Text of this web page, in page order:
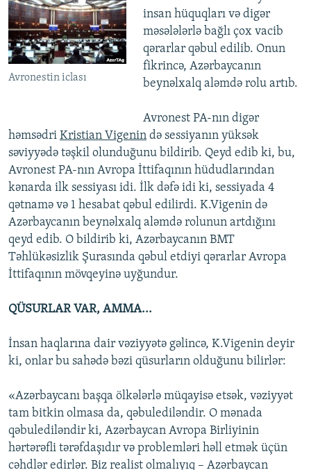
Avronestin iclası
insan hüquqları və digər
məsələlərlə bağlı çox vacib
qərarlar qəbul edilib. Onun
fikrincə, Azərbaycanın
beynəlxalq aləmdə rolu artıb.
Avronest PA-nın digər
həmsədri Kristian Vigenin də sessiyanın yüksək
səviyyədə təşkil olunduğunu bildirib. Qeyd edib ki, bu,
Avronest PA-nın Avropa İttifaqının hüdudlarından
kənarda ilk sessiyası idi. İlk dəfə idi ki, sessiyada 4
qətnamə və 1 hesabat qəbul edilirdi. K.Vigenin də
Azərbaycanın beynəlxalq aləmdə rolunun artdığını
qeyd edib. O bildirib ki, Azərbaycanın BMT
Təhlükəsizlik Şurasında qəbul etdiyi qərarlar Avropa
İttifaqının mövqeyinə uyğundur.
QÜSURLAR VAR, AMMA...
İnsan haqlarına dair vəziyyətə gəlincə, K.Vigenin deyir
ki, onlar bu sahədə bəzi qüsurların olduğunu bilirlər:
«Azərbaycanı başqa ölkələrlə müqayisə etsək, vəziyyət
tam bitkin olmasa da, qəbulediləndir. O mənada
qəbulediləndir ki, Azərbaycan Avropa Birliyinin
hərtərəfli tərəfdaşıdır və problemləri həll etmək üçün
cəhdlər edirlər. Biz realist olmalıyıq – Azərbaycan